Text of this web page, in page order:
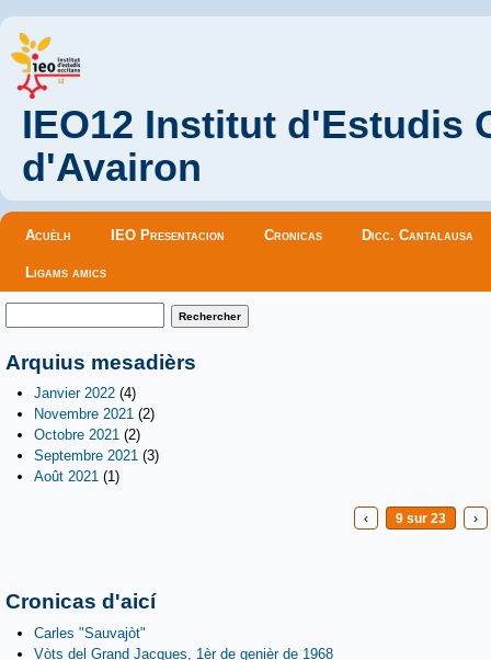
IEO12 Institut d'Estudis
d'Avairon
Menu principal
Acuèlh IEO Presentacion Cronicas Dicc. Cantalausa
Ligams amics
Formulaire de recherche
Arquius mesadièrs
Janvier 2022 (4)
Novembre 2021 (2)
Octobre 2021 (2)
Septembre 2021 (3)
Août 2021 (1)
‹ 9 sur 23 ›
Cronicas d'aicí
Carles "Sauvajòt"
Vòts del Grand Jacques, 1èr de genièr de 1968